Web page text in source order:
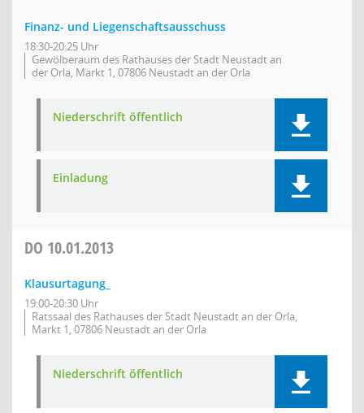
Finanz- und Liegenschaftsausschuss
18:30-20:25 Uhr
Gewölberaum des Rathauses der Stadt Neustadt an
der Orla, Markt 1, 07806 Neustadt an der Orla
Niederschrift öffentlich
Einladung
DO 10.01.2013
Klausurtagung_
19:00-20:30 Uhr
Ratssaal des Rathauses der Stadt Neustadt an der Orla,
Markt 1, 07806 Neustadt an der Orla
Niederschrift öffentlich